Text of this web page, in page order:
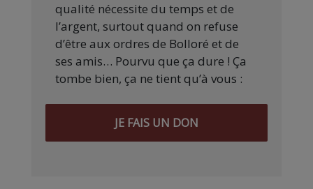
qualité nécessite du temps et de
l’argent, surtout quand on refuse
d’être aux ordres de Bolloré et de
ses amis… Pourvu que ça dure ! Ça
tombe bien, ça ne tient qu’à vous :
JE FAIS UN DON